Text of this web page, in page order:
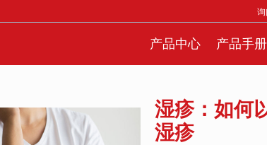
产品中心 产品手册
湿疹：如何
湿疹